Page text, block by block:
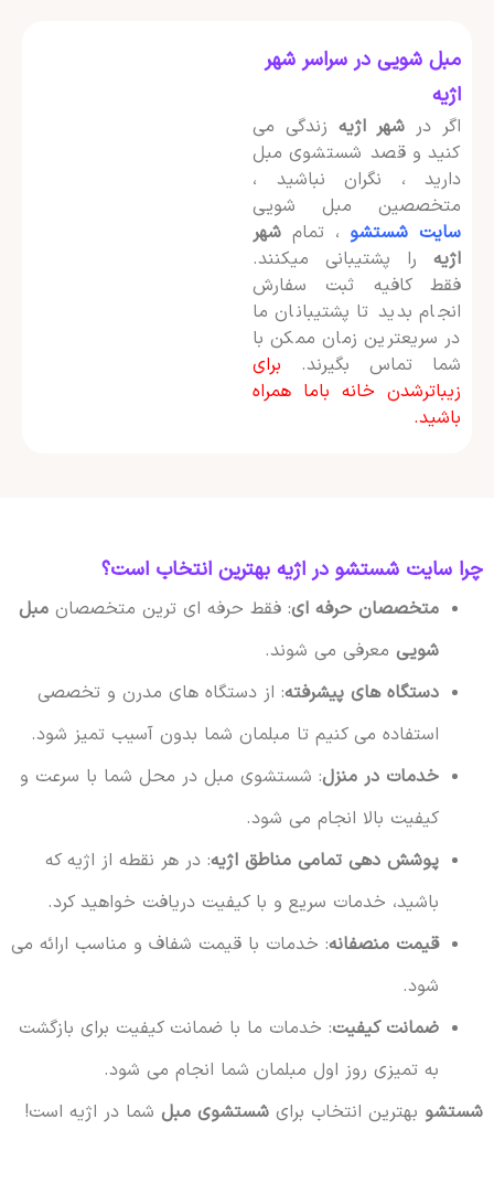
مبل شویی در سراسر شهر
اژیه
اگر در شهر اژیه زندگی می
کنید و قصد شستشوی مبل
دارید ، نگران نباشید ،
متخصصین مبل شویی
سایت شستشو، تمام شهر
اژیه
را پشتیبانی میکنند.
فقط کافیه ثبت سفارش
انجام بدید تا پشتیبانان ما
در سریعترین زمان ممکن با
شما تماس بگیرند.
برای
زیباترشدن خانه باما همراه
باشید.
چرا سایت شستشو در اژیه بهترین انتخاب است؟
متخصصان حرفه ای: فقط حرفه ای ترین متخصصان مبل
شویی معرفی می شوند.
دستگاه های پیشرفته: از دستگاه های مدرن و تخصصی
استفاده می کنیم تا مبلمان شما بدون آسیب تمیز شود.
خدمات در منزل: شستشوی مبل در محل شما با سرعت و
کیفیت بالا انجام می شود.
پوشش دهی تمامی مناطق اژیه: در هر نقطه از اژیه که
باشید، خدمات سریع و با کیفیت دریافت خواهید کرد.
قیمت منصفانه: خدمات با قیمت شفاف و مناسب ارائه می
شود.
ضمانت کیفیت: خدمات ما با ضمانت کیفیت برای بازگشت
به تمیزی روز اول مبلمان شما انجام می شود.
شستشوبهترین انتخاب برای شستشوی مبلشما در اژیه است!